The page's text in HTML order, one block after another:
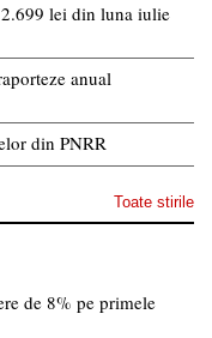
lei din luna iulie
anual
din PNRR
Toate stirile
de 8% pe primele